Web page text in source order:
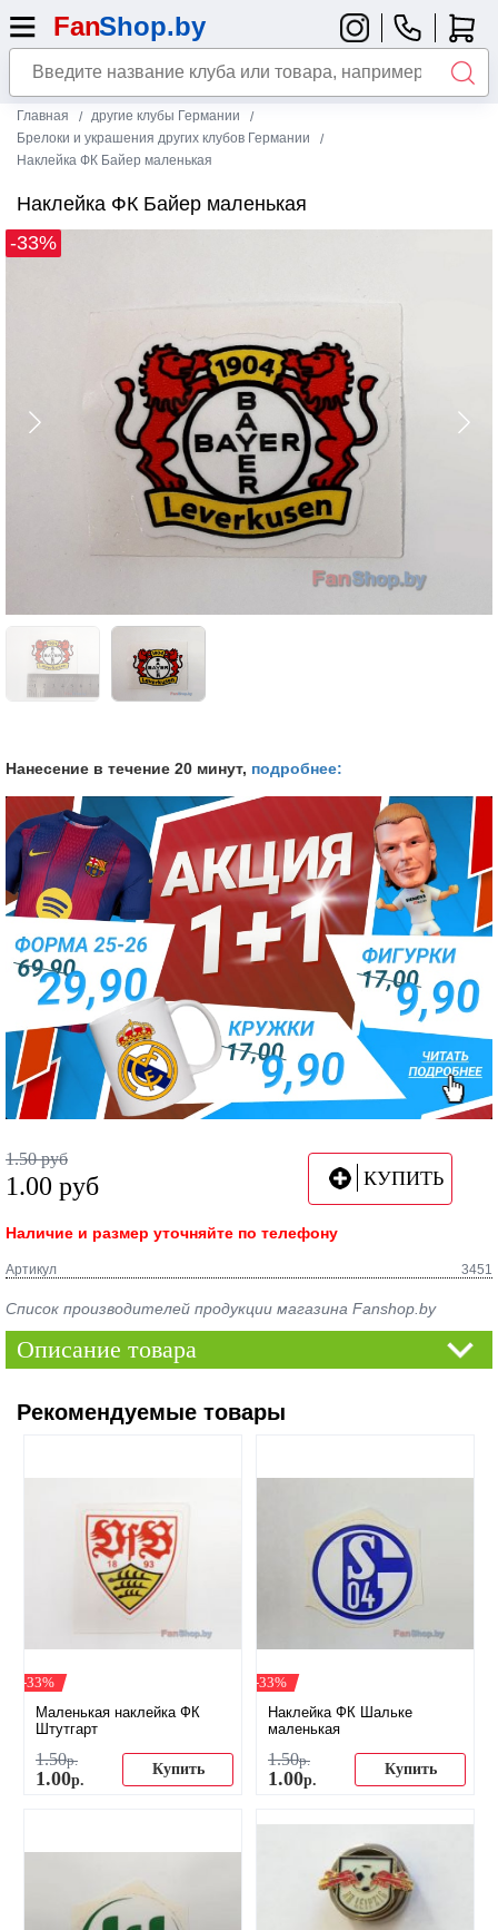
Главная
другие клубы Германии
Брелоки и украшения других клубов Германии
Наклейка ФК Байер маленькая
Наклейка ФК Байер маленькая
-33%
Нанесение в течение 20 минут, подробнее:
1.50 руб
1.00 руб КУПИТЬ
Наличие и размер уточняйте по телефону
Артикул 3451
Список производителей продукции магазина Fanshop.by
Описание товара
Рекомендуемые товары
-33%
Маленькая наклейка ФК
Штутгарт
1.50р.
1.00р.
Купить
-33%
Наклейка ФК Шальке
маленькая
1.50р.
1.00р.
Купить